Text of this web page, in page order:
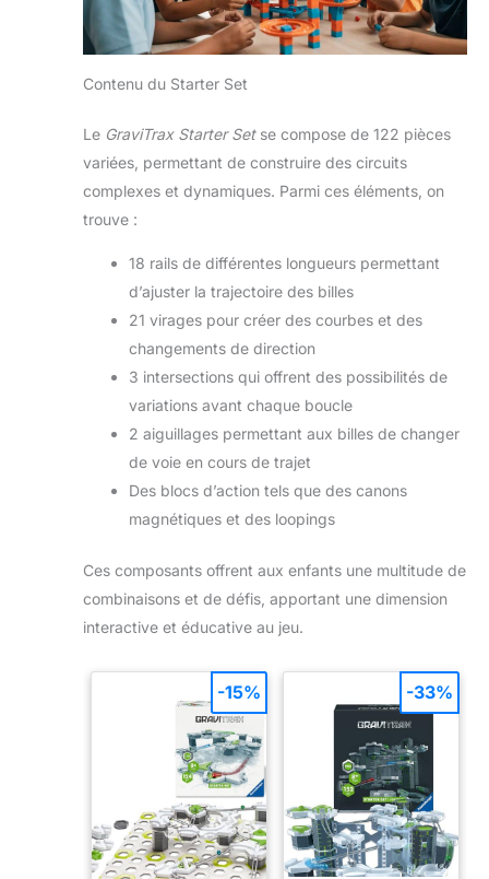
Contenu du Starter Set
Le GraviTrax Starter Setse compose de 122 pièces
variées, permettant de construire des circuits
complexes et dynamiques. Parmi ces éléments, on
trouve :
18 rails de différentes longueurs permettant
d’ajuster la trajectoire des billes
21 virages pour créer des courbes et des
changements de direction
3 intersections qui offrent des possibilités de
variations avant chaque boucle
2 aiguillages permettant aux billes de changer
de voie en cours de trajet
Des blocs d’action tels que des canons
magnétiques et des loopings
Ces composants offrent aux enfants une multitude de
combinaisons et de défis, apportant une dimension
interactive et éducative au jeu.
-15% -33%